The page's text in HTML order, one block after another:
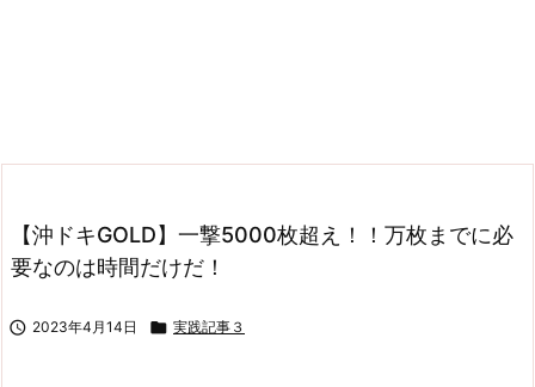
【沖ドキGOLD】一撃5000枚超え！！万枚までに必
要なのは時間だけだ！
 2023年4月14日  実践記事３